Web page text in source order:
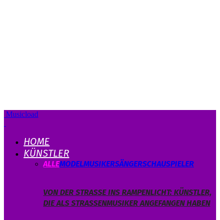
Musicload
HOME
KÜNSTLER
ALLEMODELMUSIKERSÄNGERSCHAUSPIELER
VON DER STRASSE INS RAMPENLICHT: KÜNSTLER, D
IE ALS STRASSENMUSIKER ANGEFANGEN HABEN